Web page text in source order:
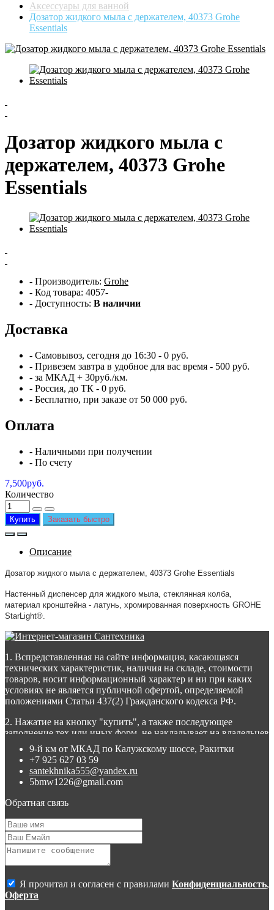
Аксессуары для ванной
Дозатор жидкого мыла с держателем, 40373 Grohe
Essentials
Дозатор жидкого мыла с
держателем, 40373 Grohe
Essentials
- Производитель: Grohe
- Код товара: 4057-
- Доступность: В наличии
Доставка
- Самовывоз, сегодня до 16:30 - 0 руб.
- Привезем завтра в удобное для вас время - 500 руб.
- за МКАД + 30руб./км.
- Россия, до ТК - 0 руб.
- Бесплатно, при заказе от 50 000 руб.
Оплата
- Наличными при получении
- По счету
7,500руб.
Количество
Купить Заказать быстро
Описание
Дозатор жидкого мыла с держателем, 40373 Grohe Essentials
Настенный диспенсер для жидкого мыла, стеклянная колба,
материал кронштейна - латунь, хромированная поверхность GROHE
StarLight®.
1. Вспредставленная на сайте информация, касающаяся
технических характеристик, наличия на складе, стоимости
товаров, носит информационный характер и ни при каких
условиях не является публичной офертой, определяемой
положениями Статьи 437(2) Гражданского кодекса РФ.
2. Нажатие на кнопку "купить", а также последующее
заполнение тех или иных форм, не накладывает на владельцев
сайта никаких обязательств.
3. Присланное по e-mail сообщение, содержащее копию
заполненной формы заявки на сайте, не является ответом на
сообщение потребителя или подтверждением заказа со
стороны владельцев сайта.
4. Все материалы, размещенные на сайте, являются
собственностью владельцев сайта, либо собственностью
организаций, с которыми у владельцев сайта есть соглашение
о размещении материалов. Копирование любой информации
может повлечь за собой уголовное преследование.
9-й км от МКАД по Калужскому шоссе, Ракитки
+7 925 627 03 59
santekhnika555@yandex.ru
5bmw1226@gmail.com
Обратная связь
Я прочитал и согласен с правилами Конфиденциальность,
Оферта